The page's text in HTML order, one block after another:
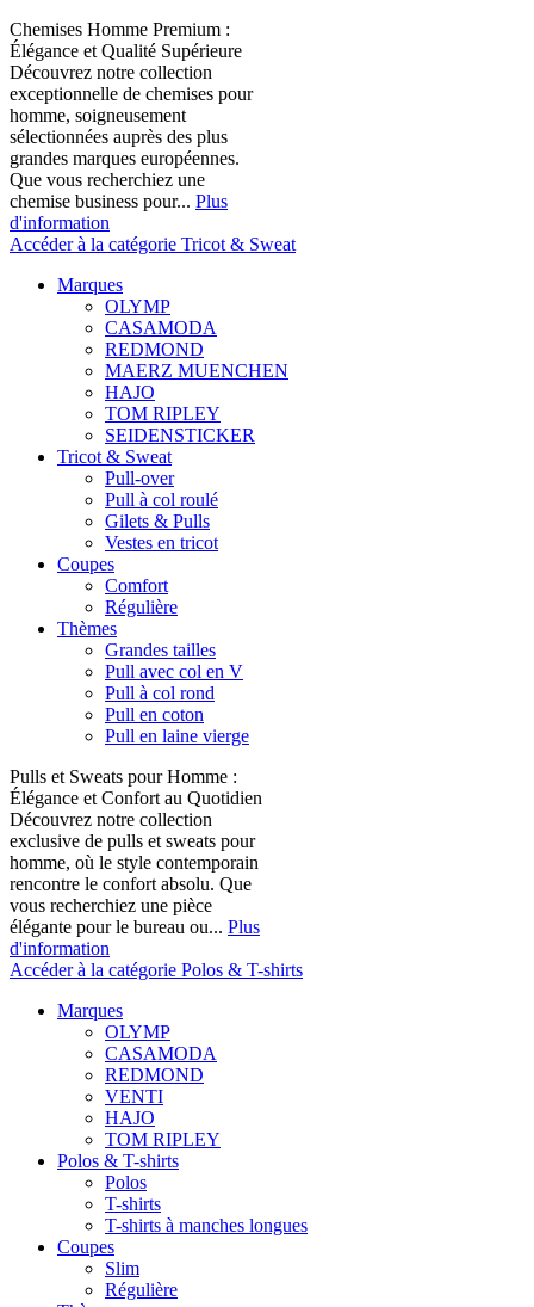
Chemises Homme Premium :
Élégance et Qualité Supérieure
Découvrez notre collection
exceptionnelle de chemises pour
homme, soigneusement
sélectionnées auprès des plus
grandes marques européennes.
Que vous recherchiez une
chemise business pour... Plus
d'information
Accéder à la catégorie Tricot & Sweat
Marques
OLYMP
CASAMODA
REDMOND
MAERZ MUENCHEN
HAJO
TOM RIPLEY
SEIDENSTICKER
Tricot & Sweat
Pull-over
Pull à col roulé
Gilets & Pulls
Vestes en tricot
Coupes
Comfort
Régulière
Thèmes
Grandes tailles
Pull avec col en V
Pull à col rond
Pull en coton
Pull en laine vierge
Pulls et Sweats pour Homme :
Élégance et Confort au Quotidien
Découvrez notre collection
exclusive de pulls et sweats pour
homme, où le style contemporain
rencontre le confort absolu. Que
vous recherchiez une pièce
élégante pour le bureau ou... Plus
d'information
Accéder à la catégorie Polos & T-shirts
Marques
OLYMP
CASAMODA
REDMOND
VENTI
HAJO
TOM RIPLEY
Polos & T-shirts
Polos
T-shirts
T-shirts à manches longues
Coupes
Slim
Régulière